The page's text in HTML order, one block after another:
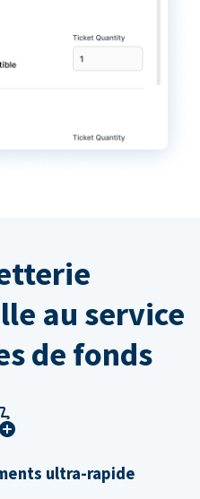
au service
de fonds
ultra-rapide